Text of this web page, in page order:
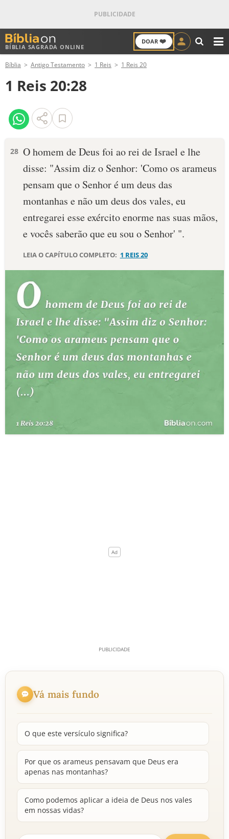
BÍBLIA SAGRADA ONLINE
DOAR ❤️
ANTIGO TESTAMENTO
NOVO TESTAMENTO
VERSÍCULOS
PALAVRA DO DIA
SALMO DO DIA
DEVOCIONAL DIÁRIO
ESBOÇOS DE PREGAÇÃO
TEMAS
PERGUNTE À BÍBLIA
TERMO BÍBLICO JOGOS
Bíblia Antigo Testamento 1 Reis 1 Reis 20
1 Reis 20:28
28 O homem de Deus foi ao rei de Israel e lhe
disse: "Assim diz o Senhor: 'Como os arameus
pensam que o Senhor é um deus das
montanhas e não um deus dos vales, eu
entregarei esse exército enorme nas suas mãos,
e vocês saberão que eu sou o Senhor' ".
LEIA O CAPÍTULO COMPLETO: 1 REIS 20
Vá mais fundo
O que este versículo significa?
Por que os arameus pensavam que Deus era
apenas nas montanhas?
Como podemos aplicar a ideia de Deus nos vales
em nossas vidas?